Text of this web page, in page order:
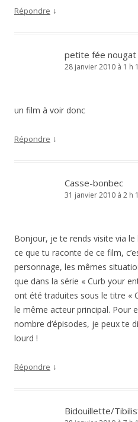
Répondre ↓
petite fée nougat
28 janvier 2010 à 1 h
un film à voir donc
Répondre ↓
Casse-bonbec
31 janvier 2010 à 2 h
Bonjour, je te rends visite via le
ce que tu raconte de ce film,
personnage, les mêmes
que dans la série « Curb your
ont été traduites sous le titre «
le même acteur principal. Pour
nombre d’épisodes, je peux te
lourd !
Répondre ↓
Bidouillette/